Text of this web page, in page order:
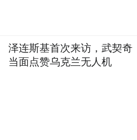
泽连斯基首次来访，武契奇
当面点赞乌克兰无人机